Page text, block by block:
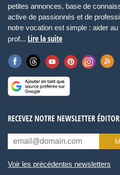
petites annonces, base de
active de passionnés et de
notre vocation est simple : aider
prof... Lire la suite
RECEVEZ NOTRE NEWSLETTER
Voir les précédentes newsletters